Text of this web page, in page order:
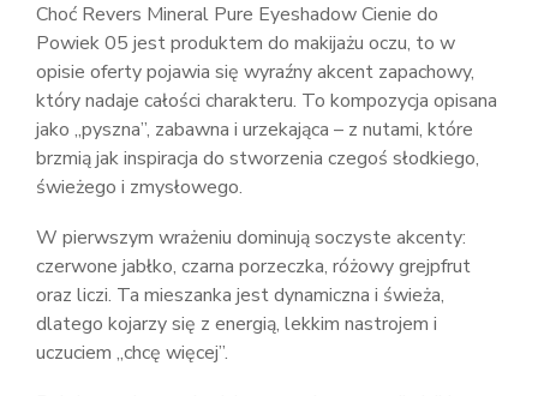
Choć Revers Mineral Pure Eyeshadow Cienie do
Powiek 05 jest produktem do makijażu oczu, to w
opisie oferty pojawia się wyraźny akcent zapachowy,
który nadaje całości charakteru. To kompozycja opisana
jako „pyszna”, zabawna i urzekająca – z nutami, które
brzmią jak inspiracja do stworzenia czegoś słodkiego,
świeżego i zmysłowego.
W pierwszym wrażeniu dominują soczyste akcenty:
czerwone jabłko, czarna porzeczka, różowy grejpfrut
oraz liczi. Ta mieszanka jest dynamiczna i świeża,
dlatego kojarzy się z energią, lekkim nastrojem i
uczuciem „chcę więcej”.